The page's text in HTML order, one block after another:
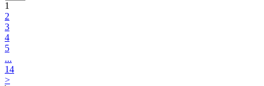
1
2
3
4
5
...
14
>